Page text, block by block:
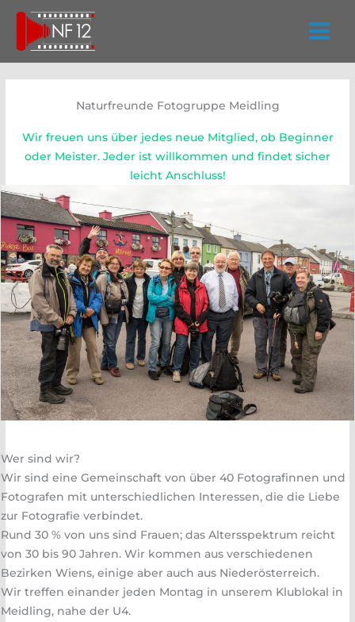
springen
Naturfreunde Fotogruppe Meidling
Wir freuen uns über jedes neue Mitglied, ob Beginner
oder Meister. Jeder ist willkommen und findet sicher
leicht Anschluss!
Wer sind wir?
Wir sind eine Gemeinschaft von über 40 Fotografinnen und
Fotografen mit unterschiedlichen Interessen, die die Liebe
zur Fotografie verbindet.
Rund 30 % von uns sind Frauen; das Altersspektrum reicht
von 30 bis 90 Jahren. Wir kommen aus verschiedenen
Bezirken Wiens, einige aber auch aus Niederösterreich.
Wir treffen einander jeden Montag in unserem Klublokal in
Meidling, nahe der U4.